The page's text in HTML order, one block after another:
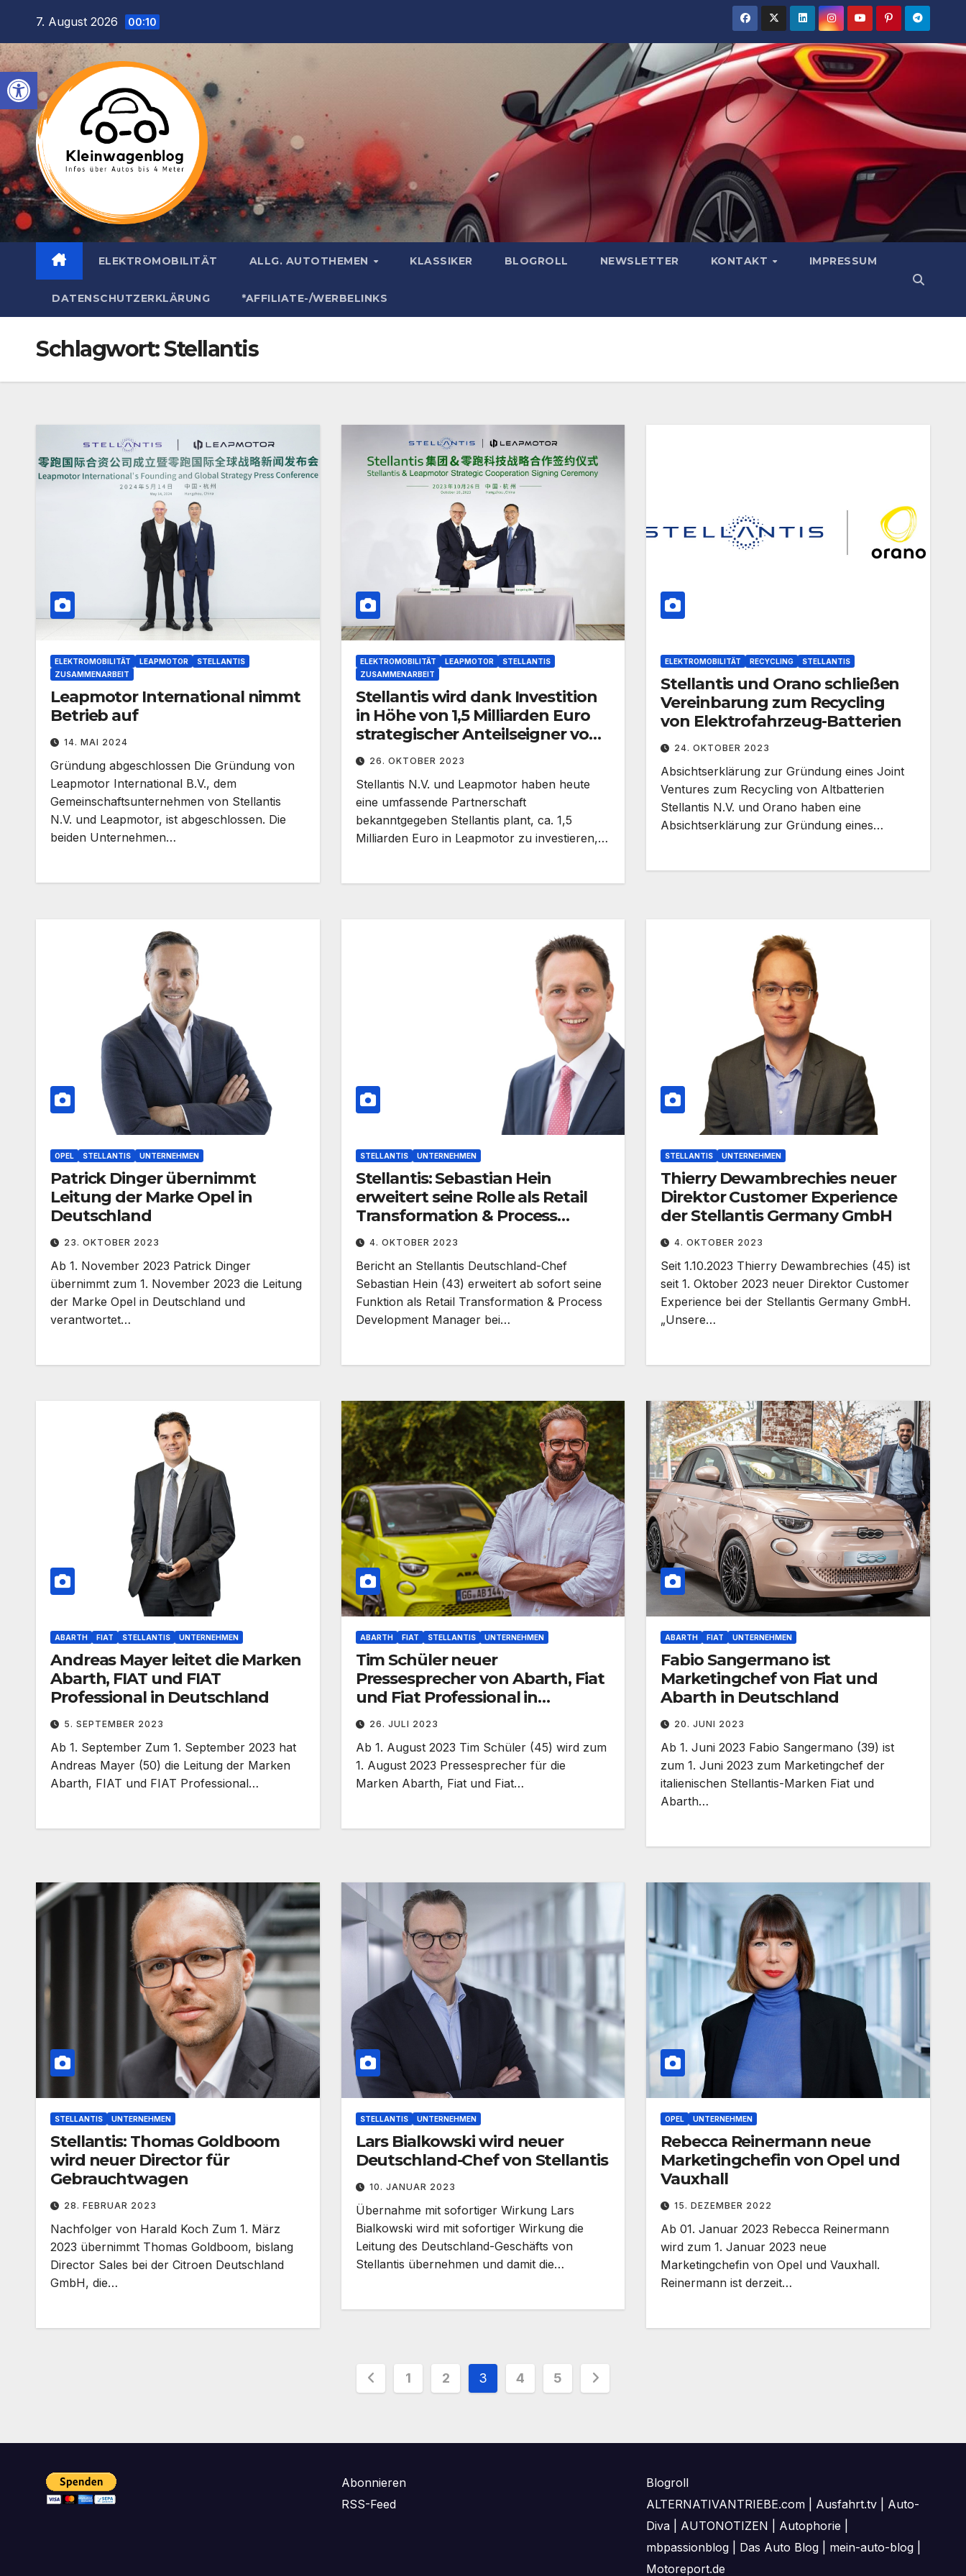
Werkzeugleiste öffnen
springen
springen
7. August 2026 00:10
ELEKTROMOBILITÄT ALLG. AUTOTHEMEN KLASSIKER BLOGROLL NEWSLETTER KONTAKT IMPRESSUM
DATENSCHUTZERKLÄRUNG *AFFILIATE-/WERBELINKS
Schlagwort:Stellantis
ELEKTROMOBILITÄT LEAPMOTOR
STELLANTIS
ZUSAMMENARBEIT
Leapmotor International nimmt
Betrieb auf
14. MAI 2024
Gründung abgeschlossen Die Gründung von
Leapmotor International B.V., dem
Gemeinschaftsunternehmen von Stellantis
N.V. und Leapmotor, ist abgeschlossen. Die
beiden Unternehmen…
ELEKTROMOBILITÄT LEAPMOTOR
STELLANTIS
ZUSAMMENARBEIT
Stellantis wird dank Investition
in Höhe von 1,5 Milliarden Euro
strategischer Anteilseigner von
Leapmotor
26. OKTOBER 2023
Stellantis N.V. und Leapmotor haben heute
eine umfassende Partnerschaft
bekanntgegeben Stellantis plant, ca. 1,5
Milliarden Euro in Leapmotor zu investieren,…
ELEKTROMOBILITÄT RECYCLING STELLANTIS
Stellantis und Orano schließen
Vereinbarung zum Recycling
von Elektrofahrzeug-Batterien
24. OKTOBER 2023
Absichtserklärung zur Gründung eines Joint
Ventures zum Recycling von Altbatterien
Stellantis N.V. und Orano haben eine
Absichtserklärung zur Gründung eines…
OPEL STELLANTIS UNTERNEHMEN
Patrick Dinger übernimmt
Leitung der Marke Opel in
Deutschland
23. OKTOBER 2023
Ab 1. November 2023 Patrick Dinger
übernimmt zum 1. November 2023 die Leitung
der Marke Opel in Deutschland und
verantwortet…
STELLANTIS UNTERNEHMEN
Stellantis: Sebastian Hein
erweitert seine Rolle als Retail
Transformation & Process
Development Manager
4. OKTOBER 2023
Bericht an Stellantis Deutschland-Chef
Sebastian Hein (43) erweitert ab sofort seine
Funktion als Retail Transformation & Process
Development Manager bei…
STELLANTIS UNTERNEHMEN
Thierry Dewambrechies neuer
Direktor Customer Experience
der Stellantis Germany GmbH
4. OKTOBER 2023
Seit 1.10.2023 Thierry Dewambrechies (45) ist
seit 1. Oktober 2023 neuer Direktor Customer
Experience bei der Stellantis Germany GmbH.
„Unsere…
ABARTH FIAT STELLANTIS UNTERNEHMEN
Andreas Mayer leitet die Marken
Abarth, FIAT und FIAT
Professional in Deutschland
5. SEPTEMBER 2023
Ab 1. September Zum 1. September 2023 hat
Andreas Mayer (50) die Leitung der Marken
Abarth, FIAT und FIAT Professional…
ABARTH FIAT STELLANTIS UNTERNEHMEN
Tim Schüler neuer
Pressesprecher von Abarth, Fiat
und Fiat Professional in
Deutschland
26. JULI 2023
Ab 1. August 2023 Tim Schüler (45) wird zum
1. August 2023 Pressesprecher für die
Marken Abarth, Fiat und Fiat…
ABARTH FIAT UNTERNEHMEN
Fabio Sangermano ist
Marketingchef von Fiat und
Abarth in Deutschland
20. JUNI 2023
Ab 1. Juni 2023 Fabio Sangermano (39) ist
zum 1. Juni 2023 zum Marketingchef der
italienischen Stellantis-Marken Fiat und
Abarth…
STELLANTIS UNTERNEHMEN
Stellantis: Thomas Goldboom
wird neuer Director für
Gebrauchtwagen
28. FEBRUAR 2023
Nachfolger von Harald Koch Zum 1. März
2023 übernimmt Thomas Goldboom, bislang
Director Sales bei der Citroen Deutschland
GmbH, die…
STELLANTIS UNTERNEHMEN
Lars Bialkowski wird neuer
Deutschland-Chef von Stellantis
10. JANUAR 2023
Übernahme mit sofortiger Wirkung Lars
Bialkowski wird mit sofortiger Wirkung die
Leitung des Deutschland-Geschäfts von
Stellantis übernehmen und damit die…
OPEL UNTERNEHMEN
Rebecca Reinermann neue
Marketingchefin von Opel und
Vauxhall
15. DEZEMBER 2022
Ab 01. Januar 2023 Rebecca Reinermann
wird zum 1. Januar 2023 neue
Marketingchefin von Opel und Vauxhall.
Reinermann ist derzeit…
Seitennummerierung
Beiträge
1 2 3 4 5
Abonnieren
RSS-Feed
Blogroll
ALTERNATIVANTRIEBE.com
Ausfahrt.tv
Auto-
Diva
AUTONOTIZEN Autophorie
mbpassionblog
Das Auto Blog mein-auto-blog
Motoreport.de